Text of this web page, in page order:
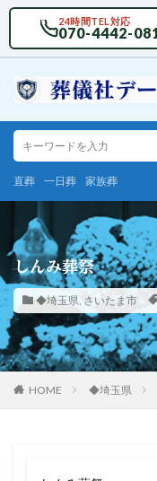
24時間TEL対応
070-4442-
直葬 一日葬 家族葬
しんみ葬祭
◆埼玉県, さいたま市
HOME ◆埼玉県